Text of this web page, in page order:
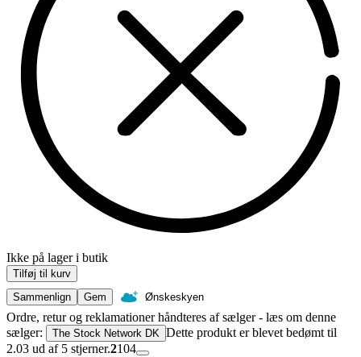
Ikke på lager i butik
Tilføj til kurv
Sammenlign
Gem Ønskeskyen
Ordre, retur og reklamationer håndteres af sælger - læs om denne
sælger:
The Stock Network DK Dette produkt er blevet bedømt til
2.03 ud af 5 stjerner.2104